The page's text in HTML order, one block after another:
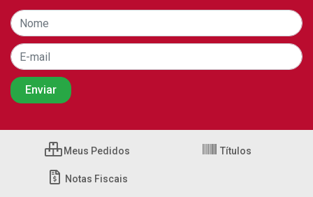
Meus Pedidos Títulos
Notas Fiscais